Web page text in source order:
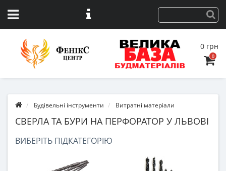
0 грн
0
Будівельні інструменти Витратні матеріали
СВЕРЛА ТА БУРИ НА ПЕРФОРАТОР У ЛЬВОВІ
ВИБЕРІТЬ ПІДКАТЕГОРІЮ